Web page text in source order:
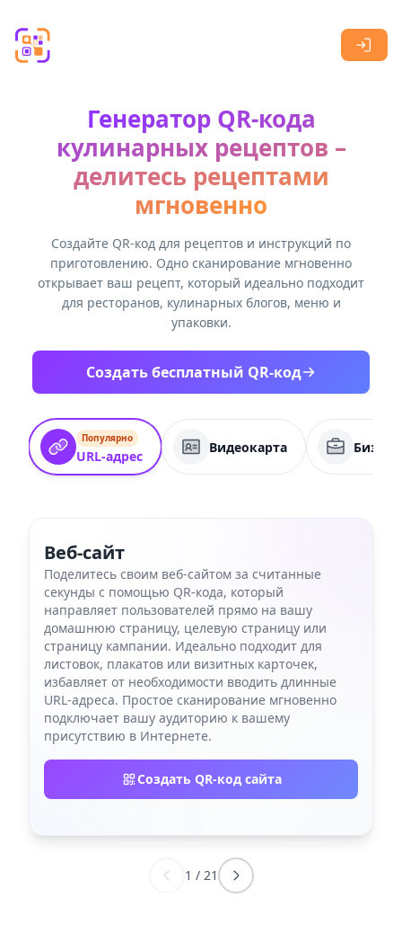
Генератор QR-кода
кулинарных рецептов –
делитесь рецептами
мгновенно
Создайте QR-код для рецептов и инструкций по
приготовлению. Одно сканирование мгновенно
открывает ваш рецепт, который идеально подходит
для ресторанов, кулинарных блогов, меню и
упаковки.
Создать бесплатный QR-код
Популярно
URL-адрес
Видеокарта
Веб-сайт
Поделитесь своим веб-сайтом за считанные
секунды с помощью QR-кода, который
направляет пользователей прямо на вашу
домашнюю страницу, целевую страницу или
страницу кампании. Идеально подходит для
листовок, плакатов или визитных карточек,
избавляет от необходимости вводить длинные
URL-адреса. Простое сканирование мгновенно
подключает вашу аудиторию к вашему
присутствию в Интернете.
Создать QR-код сайта
1 / 21